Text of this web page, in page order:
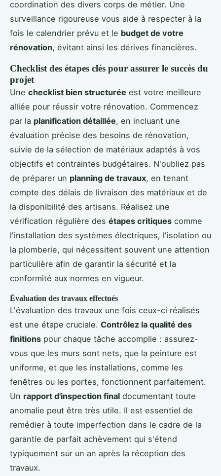
coordination des divers corps de métier. Une
surveillance rigoureuse vous aide à respecter à la
fois le calendrier prévu et le budget de votre
rénovation, évitant ainsi les dérives financières.
Checklist des étapes clés pour assurer le succès du
projet
Une checklist bien structurée est votre meilleure
alliée pour réussir votre rénovation. Commencez
par la planification détaillée, en incluant une
évaluation précise des besoins de rénovation,
suivie de la sélection de matériaux adaptés à vos
objectifs et contraintes budgétaires. N'oubliez pas
de préparer un planning de travaux, en tenant
compte des délais de livraison des matériaux et de
la disponibilité des artisans. Réalisez une
vérification régulière des étapes critiques comme
l'installation des systèmes électriques, l'isolation ou
la plomberie, qui nécessitent souvent une attention
particulière afin de garantir la sécurité et la
conformité aux normes en vigueur.
Évaluation des travaux effectués
L'évaluation des travaux une fois ceux-ci réalisés
est une étape cruciale. Contrôlez la qualité des
finitions pour chaque tâche accomplie : assurez-
vous que les murs sont nets, que la peinture est
uniforme, et que les installations, comme les
fenêtres ou les portes, fonctionnent parfaitement.
Un rapport d'inspection final documentant toute
anomalie peut être très utile. Il est essentiel de
remédier à toute imperfection dans le cadre de la
garantie de parfait achèvement qui s'étend
typiquement sur un an après la réception des
travaux.